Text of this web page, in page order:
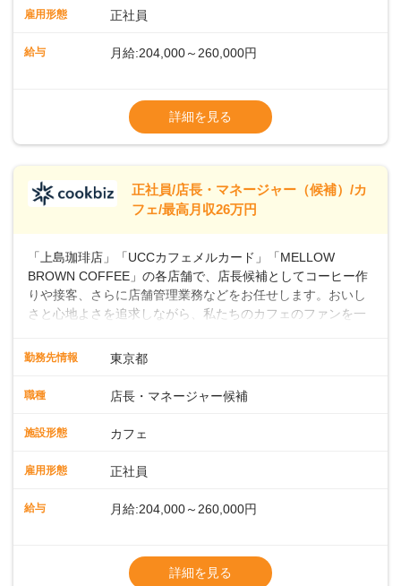
るので、スムーズに業務に馴染める環境です。「カフェの接
長として活躍を！接客業務になれたら、売上・シフト・在庫
一切無用♪一つひとつをしっかり伝えていきますので、無理の
ないペースで覚えていきましょう！さらにマネージャーへの
雇用形態 正社員
給与 月給:204,000～260,000円
ます・東日本エリア：月給21万4000～27万
※経験・スキルを考慮の上、決定します。
※別途、残業代および各種手当あり
※試用期間なし
■店長職： ・西日本／月給26万7500円
万円＋賞与(年3回)・店長職：年収410万円／
詳細を見る
正社員/店長・マネージャー（候補）/カ
フェ/最高月収26万円
「上島珈琲店」「UCCカフェメルカード」「MELLOW
BROWN COFFEE」の各店舗で、店長候補としてコーヒー作
りや接客、さらに店舗管理業務などをお任せします。おいし
さと心地よさを追求しながら、私たちのカフェのファンを一
の抽出や各種ドリンクの作成お客様のご案内、レジ対応軽食
タートも安心 ◎サポート体制充実コーヒーの知識から接客マ
から40代まで幅広い年齢層が活躍しており、チームワークも
るので、スムーズに業務に馴染める環境です。「カフェの接
長として活躍を！接客業務になれたら、売上・シフト・在庫
一切無用♪一つひとつをしっかり伝えていきますので、無理の
ないペースで覚えていきましょう！さらにマネージャーへの
勤務先情報 東京都
職種 店長・マネージャー候補
施設形態 カフェ
雇用形態 正社員
給与 月給:204,000～260,000円
ます・東日本エリア：月給21万4000～27万
詳細を見る